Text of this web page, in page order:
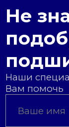
Не
Наши
Вам помочь